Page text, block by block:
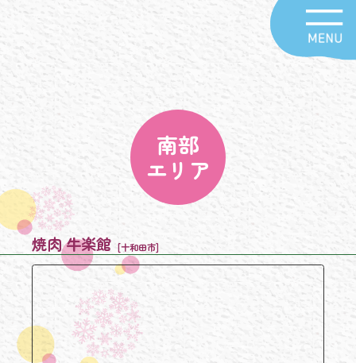
南部
エリア
焼肉 牛楽館 [十和田市]